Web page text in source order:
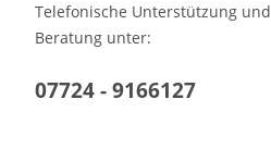
Telefonische Unterstützung und
Beratung unter:
07724 - 9166127